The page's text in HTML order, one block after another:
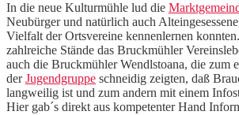
In die neue Kulturmühle lud die
Neubürger und natürlich auch
Vielfalt der Ortsvereine kennenlernen
zahlreiche Stände das Bruckmühler
auch die Bruckmühler Wendlstoana, die zum
derJugendgruppe schneidig zeigten, daß
langweilig ist und zum andern mit einem
Hier gab´s direkt aus kompetenter Hand